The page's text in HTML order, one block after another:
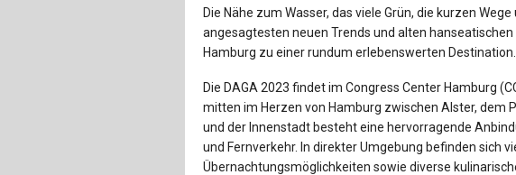
Die Nähe zum Wasser, das viele Grün, die kurzen
angesagtesten neuen Trends und alten
Hamburg zu einer rundum erlebenswerten Destination.
Die DAGA 2023 findet im Congress Center Hamburg
mitten im Herzen von Hamburg zwischen Alster, dem
und der Innenstadt besteht eine hervorragende
und Fernverkehr. In direkter Umgebung befinden sich
Übernachtungsmöglichkeiten sowie diverse